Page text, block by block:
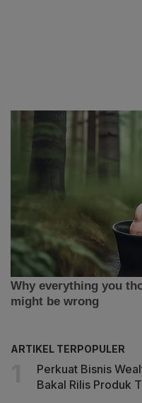
ARTIKEL TERPOPULER
Perkuat Bisnis
Bakal Rilis Produk